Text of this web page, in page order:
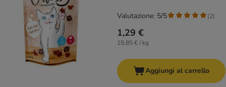
1,29 €
19,85 € / kg
Valutazione: 5/5 (2)
Aggiungi al carrello